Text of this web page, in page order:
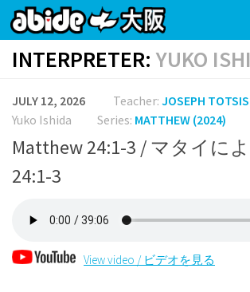
Skip to content
INTERPRETER: YUKO
JULY 12, 2026 Teacher: JOSEPH TOTSIS
Yuko Ishida
Series: MATTHEW (2024)
Matthew 24:1-3 / マタイに
24:1-3
View video / ビデオを見る